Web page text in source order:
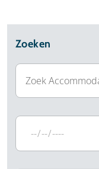
Zoeken